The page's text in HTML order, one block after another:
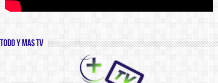
Todo y Mas TV